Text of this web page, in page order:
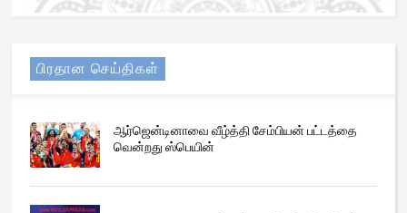
பிரதான செய்திகள்
ஆர்ஜென்டினாவை வீழ்த்தி சேம்பியன் பட்டத்தை
வென்றது ஸ்பெயின்